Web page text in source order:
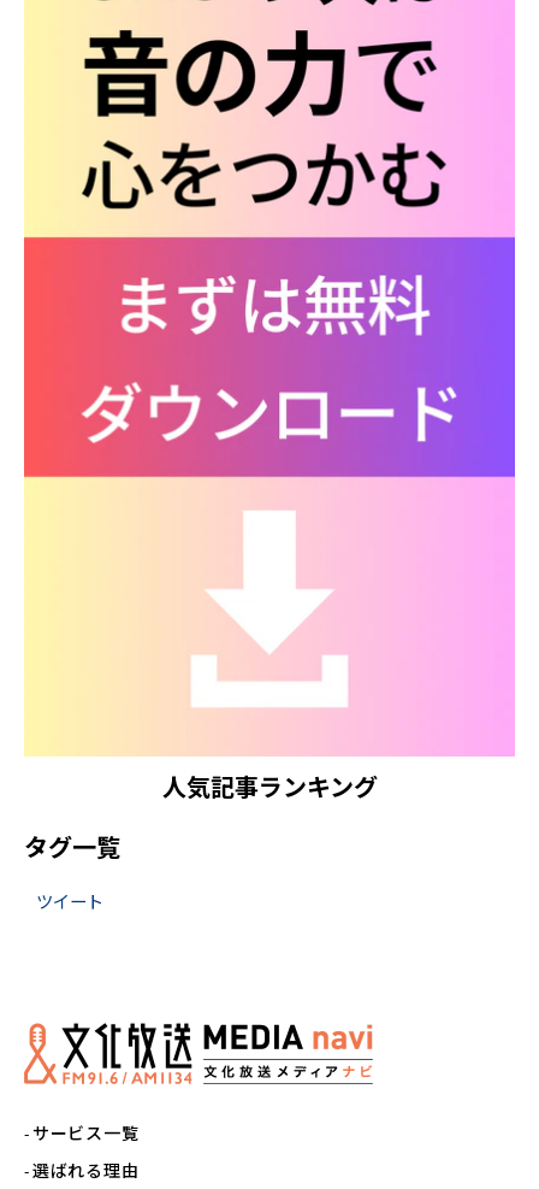
人気記事ランキング
タグ一覧
ツイート
サービス一覧
選ばれる理由